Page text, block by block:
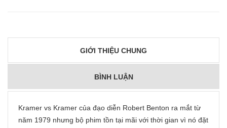
GIỚI THIỆU CHUNG
BÌNH LUẬN
Kramer vs Kramer của đạo diễn Robert Benton ra mắt từ
năm 1979 nhưng bộ phim tồn tại mãi với thời gian vì nó đặt